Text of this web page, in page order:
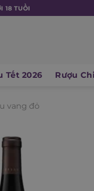
18 TUỔI
Tết 2026 Rượu
vang đỏ